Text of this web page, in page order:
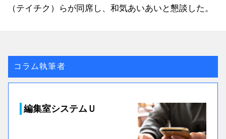
（テイチク）らが同席し、和気あいあいと懇談した。
コラム執筆者
編集室システムＵ